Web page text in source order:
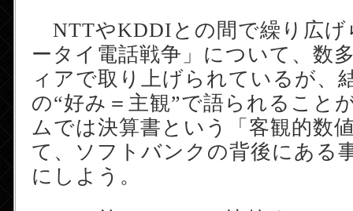
NTTやKDDIとの間で繰り広げ
ータイ電話戦争」について、数
ィアで取り上げられているが、
の“好み＝主観”で語られること
ムでは決算書という「客観的数
て、ソフトバンクの背後にある
にしよう。